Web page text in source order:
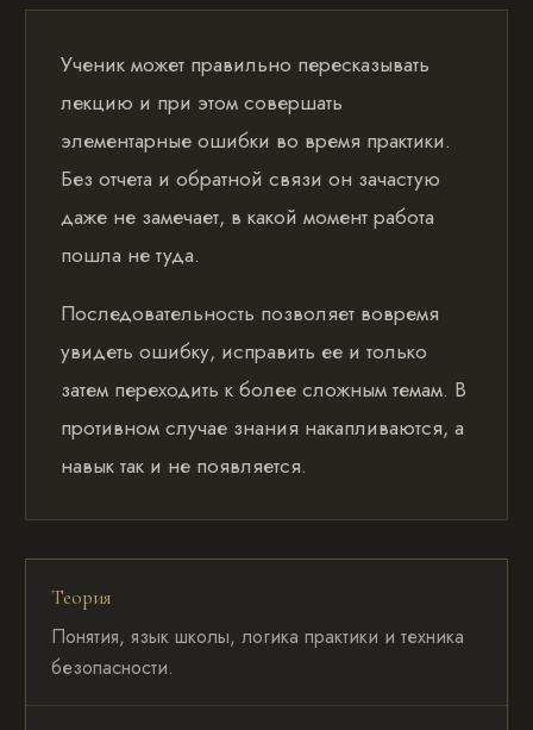
Ученик может правильно пересказывать
лекцию и при этом совершать
элементарные ошибки во время практики.
Без отчета и обратной связи он зачастую
даже не замечает, в какой момент работа
пошла не туда.
Последовательность позволяет вовремя
увидеть ошибку, исправить ее и только
затем переходить к более сложным темам. В
противном случае знания накапливаются, а
навык так и не появляется.
Теория
Понятия, язык школы, логика практики и техника
безопасности.